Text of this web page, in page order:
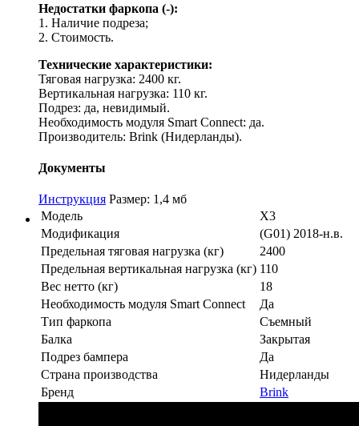
Недостатки фаркопа (-):
1. Наличие подреза;
2. Стоимость.
Технические характеристики:
Тяговая нагрузка: 2400 кг.
Вертикальная нагрузка: 110 кг.
Подрез: да, невидимый.
Необходимость модуля Smart Connect: да.
Производитель: Brink (Нидерланды).
Документы
Инструкция Размер: 1,4 мб
Модель
X3
Модификация
(G01) 2018-н.в.
Предельная тяговая нагрузка (кг)
2400
Предельная вертикальная нагрузка (кг) 110
Вес нетто (кг)
18
Необходимость модуля Smart Connect
Да
Тип фаркопа
Съемный
Балка
Закрытая
Подрез бампера
Да
Страна производства
Нидерланды
Бренд
Brink